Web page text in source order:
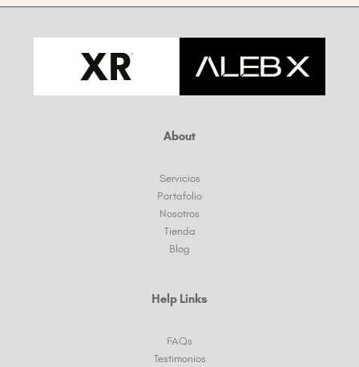
About
Servicios
Portafolio
Nosotros
Tienda
Blog
Help Links
FAQs
Testimonios